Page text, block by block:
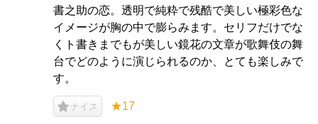
書之助の恋。透明で純粋で残酷で美しい極彩色な
イメージが胸の中で膨らみます。セリフだけでな
くト書きまでもが美しい鏡花の文章が歌舞伎の舞
台でどのように演じられるのか、とても楽しみで
す。
ナイス ★17